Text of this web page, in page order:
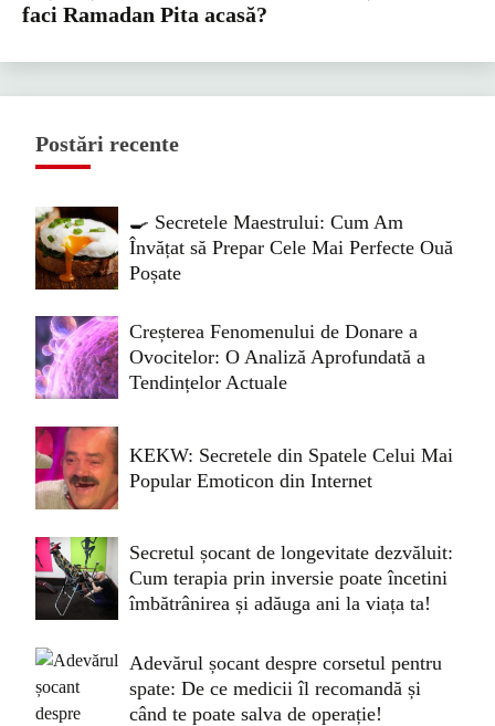
faci Ramadan Pita acasă?
Postări recente
🍳 Secretele Maestrului: Cum Am
Învățat să Prepar Cele Mai Perfecte Ouă
Poșate
Creșterea Fenomenului de Donare a
Ovocitelor: O Analiză Aprofundată a
Tendințelor Actuale
KEKW: Secretele din Spatele Celui Mai
Popular Emoticon din Internet
Secretul șocant de longevitate dezvăluit:
Cum terapia prin inversie poate încetini
îmbătrânirea și adăuga ani la viața ta!
Adevărul șocant despre corsetul pentru
spate: De ce medicii îl recomandă și
când te poate salva de operație!